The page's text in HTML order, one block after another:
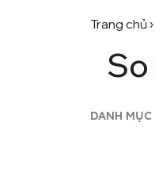
Trang chủ
DANH MỤC